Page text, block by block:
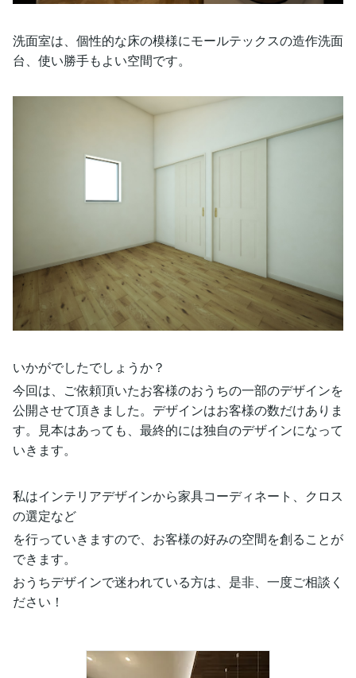
洗面室は、個性的な床の模様にモールテックスの造作洗面
台、使い勝手もよい空間です。
いかがでしたでしょうか？
今回は、ご依頼頂いたお客様のおうちの一部のデザインを
公開させて頂きました。デザインはお客様の数だけありま
す。見本はあっても、最終的には独自のデザインになって
いきます。
私はインテリアデザインから家具コーディネート、クロス
の選定など
を行っていきますので、お客様の好みの空間を創ることが
できます。
おうちデザインで迷われている方は、是非、一度ご相談く
ださい！